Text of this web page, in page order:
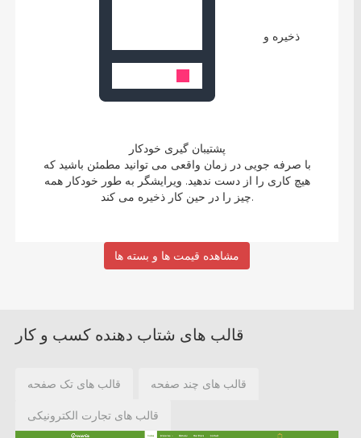
ذخیره و
پشتیبان گیری خودکار
با صرفه جویی در زمان واقعی می توانید مطمئن باشید که
هیچ کاری را از دست ندهید. ویرایشگر به طور خودکار همه
چیز را در حین کار ذخیره می کند.
مشاهده قیمت ها و بسته ها
قالب های شتاب دهنده کسب و کار
قالب های تک صفحه قالب های چند صفحه
قالب های تجارت الکترونیکی